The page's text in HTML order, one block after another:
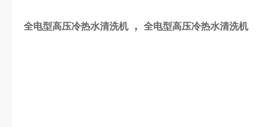
全电型高压冷热水清洗机， 全电型高压冷热水清洗机